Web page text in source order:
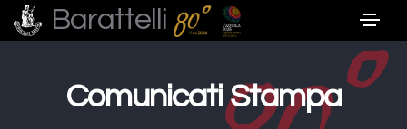
Barattelli
Comunicati Stampa